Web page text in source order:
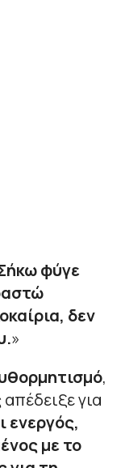
φύγε
δεν
»
,
απέδειξε για
ενεργός,
με το